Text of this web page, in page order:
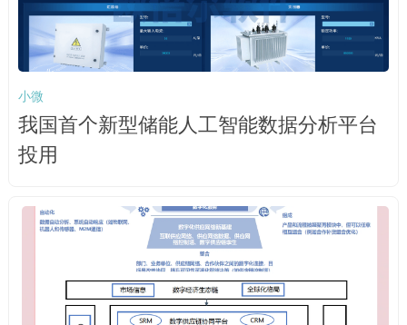
小微
我国首个新型储能人工智能数据分析平台
投用